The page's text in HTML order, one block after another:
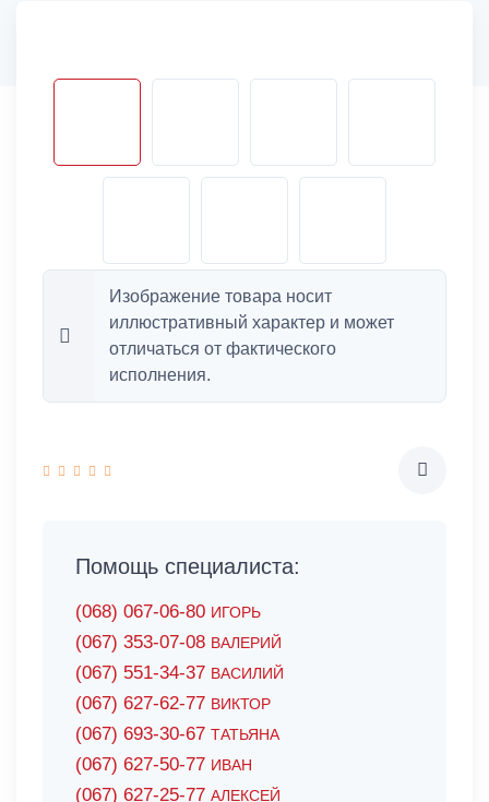
Изображение товара носит
иллюстративный характер и может
отличаться от фактического
исполнения.
Помощь специалиста:
(068) 067-06-80 ИГОРЬ
(067) 353-07-08 ВАЛЕРИЙ
(067) 551-34-37 ВАСИЛИЙ
(067) 627-62-77 ВИКТОР
(067) 693-30-67 ТАТЬЯНА
(067) 627-50-77 ИВАН
(067) 627-25-77 АЛЕКСЕЙ